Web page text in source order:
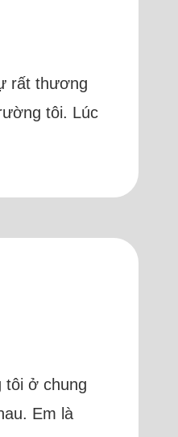
rất thương
tôi. Lúc
tôi ở chung
Em là